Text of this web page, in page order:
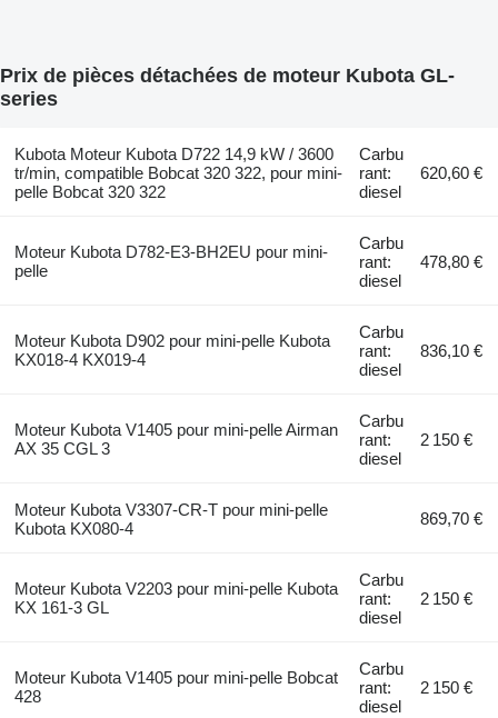
Prix de pièces détachées de moteur Kubota GL-
series
Kubota Moteur Kubota D722 14,9 kW / 3600
tr/min, compatible Bobcat 320 322, pour mini-
pelle Bobcat 320 322
Carbu
rant:
diesel
620,60 €
Moteur Kubota D782-E3-BH2EU pour mini-
pelle
Carbu
rant:
diesel
478,80 €
Moteur Kubota D902 pour mini-pelle Kubota
KX018-4 KX019-4
Carbu
rant:
diesel
836,10 €
Moteur Kubota V1405 pour mini-pelle Airman
AX 35 CGL 3
Carbu
rant:
diesel
2 150 €
Moteur Kubota V3307-CR-T pour mini-pelle
Kubota KX080-4
869,70 €
Moteur Kubota V2203 pour mini-pelle Kubota
KX 161-3 GL
Carbu
rant:
diesel
2 150 €
Moteur Kubota V1405 pour mini-pelle Bobcat
428
Carbu
rant:
diesel
2 150 €